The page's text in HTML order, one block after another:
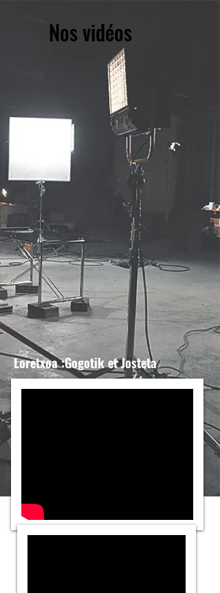
Nos vidéos
Loretxoa :Gogotik et Josteta